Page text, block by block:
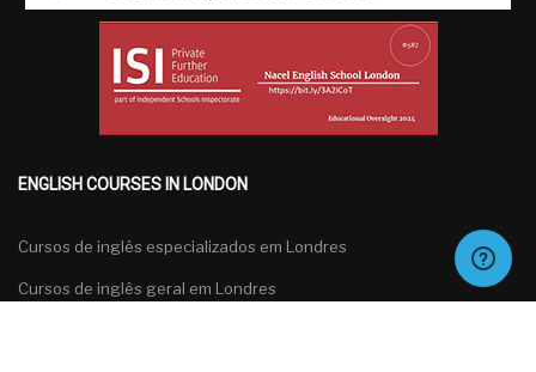
ENGLISH COURSES IN LONDON
Cursos de inglês especializados em Londres
Cursos de inglês geral em Londres